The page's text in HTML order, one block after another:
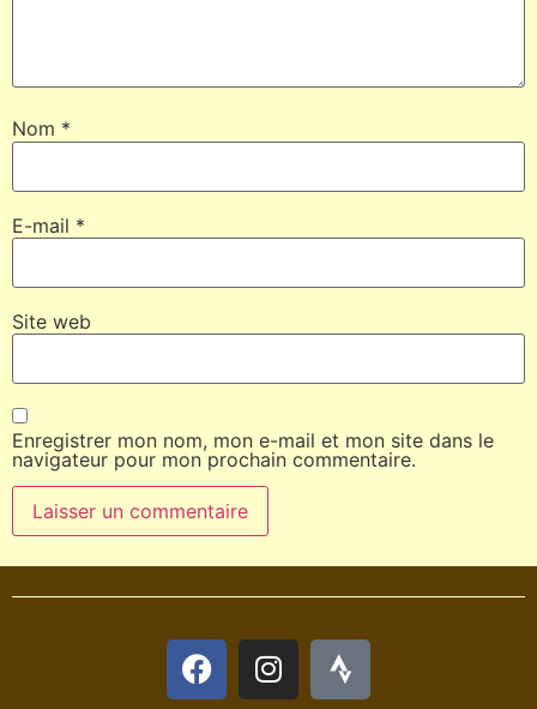
Nom *
E-mail *
Site web
Enregistrer mon nom, mon e-mail et mon site dans le
navigateur pour mon prochain commentaire.